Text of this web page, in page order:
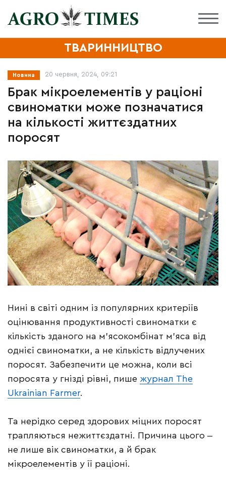
ТВАРИННИЦТВО
Новина 20 червня, 2024, 09:21
Брак мікроелементів у раціоні
свиноматки може позначатися
на кількості життєздатних
поросят
Нині в світі одним із популярних критеріїв
оцінювання продуктивності свиноматки є
кількість зданого на м’ясокомбінат м’яса від
однієї свиноматки, а не кількість відлучених
поросят. Забезпечити це можна, коли всі
поросята у гнізді рівні, пише журнал The
Ukrainian Farmer.
Та нерідко серед здорових міцних поросят
трапляються нежиттєздатні. Причина цього ‒
не лише вік свиноматки, а й брак
мікроелементів у її раціоні.